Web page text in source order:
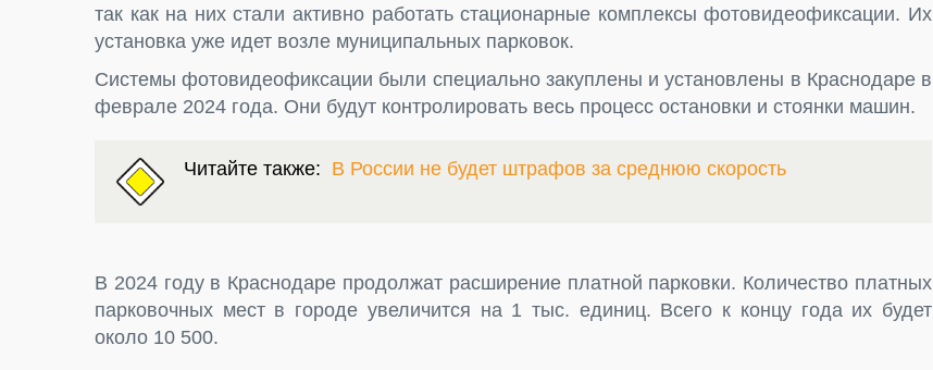
так как на них стали активно работать стационарные комплексы фотовидеофиксации. Их
установка уже идет возле муниципальных парковок.
Системы фотовидеофиксации были специально закуплены и установлены в Краснодаре в
феврале 2024 года. Они будут контролировать весь процесс остановки и стоянки машин.
Читайте также: В России не будет штрафов за среднюю скорость
В 2024 году в Краснодаре продолжат расширение платной парковки. Количество платных
парковочных мест в городе увеличится на 1 тыс. единиц. Всего к концу года их будет
около 10 500.